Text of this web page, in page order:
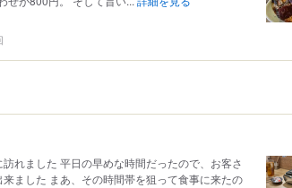
れました 平日の早めな時間だったので、お客さ
ました まあ、その時間帯を狙って食事に来たの